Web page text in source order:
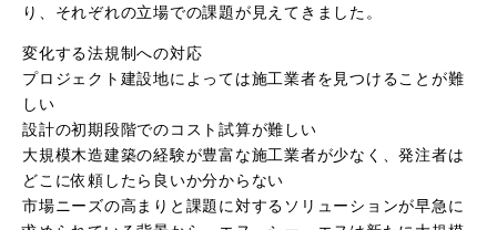
り、それぞれの立場での課題が見えてきました。
変化する法規制への対応
プロジェクト建設地によっては施工業者を見つけることが難
しい
設計の初期段階でのコスト試算が難しい
大規模木造建築の経験が豊富な施工業者が少なく、発注者は
どこに依頼したら良いか分からない
市場ニーズの高まりと課題に対するソリューションが早急に